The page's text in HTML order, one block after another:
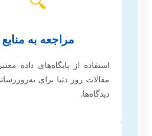
مراجعه به منابع
استفاده از پایگاه‌های داده
مقالات روز دنیا برای
دیدگاه‌ها.